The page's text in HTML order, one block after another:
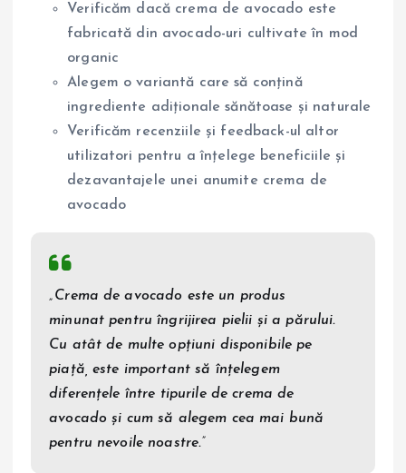
Verificăm dacă crema de avocado este
fabricată din avocado-uri cultivate în mod
organic
Alegem o variantă care să conțină
ingrediente adiționale sănătoase și naturale
Verificăm recenziile și feedback-ul altor
utilizatori pentru a înțelege beneficiile și
dezavantajele unei anumite crema de
avocado
„Crema de avocado este un produs
minunat pentru îngrijirea pielii și a părului.
Cu atât de multe opțiuni disponibile pe
piață, este important să înțelegem
diferențele între tipurile de crema de
avocado și cum să alegem cea mai bună
pentru nevoile noastre.”